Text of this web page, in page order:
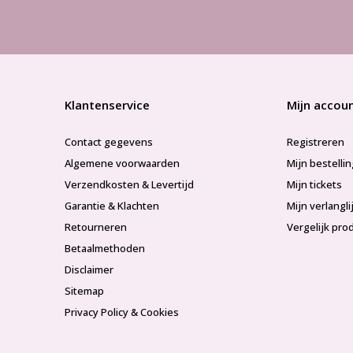
Klantenservice
Contact gegevens
Algemene voorwaarden
Verzendkosten & Levertijd
Garantie & Klachten
Retourneren
Betaalmethoden
Disclaimer
Sitemap
Privacy Policy & Cookies
Mijn
Registreren
Mijn
Mijn tickets
Mijn
Vergelijk